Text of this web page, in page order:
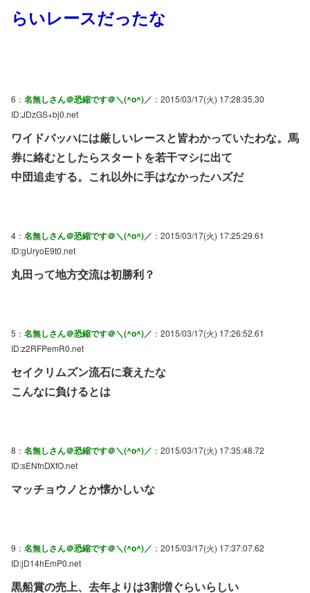
らいレースだったな
6： 名無しさん＠恐縮です＠＼(^o^)／ ：2015/03/17(火) 17:28:35.30
ID:JDzGS+bj0.net
ワイドバッハには厳しいレースと皆わかっていたわな。馬
券に絡むとしたらスタートを若干マシに出て
中団追走する。これ以外に手はなかったハズだ
4： 名無しさん＠恐縮です＠＼(^o^)／ ：2015/03/17(火) 17:25:29.61
ID:gUryoE9t0.net
丸田って地方交流は初勝利？
5： 名無しさん＠恐縮です＠＼(^o^)／ ：2015/03/17(火) 17:26:52.61
ID:z2RFPemR0.net
セイクリムズン流石に衰えたな
こんなに負けるとは
8： 名無しさん＠恐縮です＠＼(^o^)／ ：2015/03/17(火) 17:35:48.72
ID:sENfnDXfO.net
マッチョウノとか懐かしいな
9： 名無しさん＠恐縮です＠＼(^o^)／ ：2015/03/17(火) 17:37:07.62
ID:jD14hEmP0.net
黒船賞の売上、去年よりは3割増ぐらいらしい